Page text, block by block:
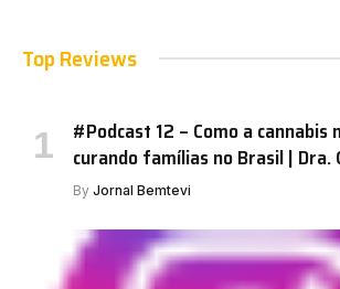
Top Reviews
#Podcast 12 – Como a cannabis
curando famílias no Brasil | Dra.
By Jornal Bemtevi